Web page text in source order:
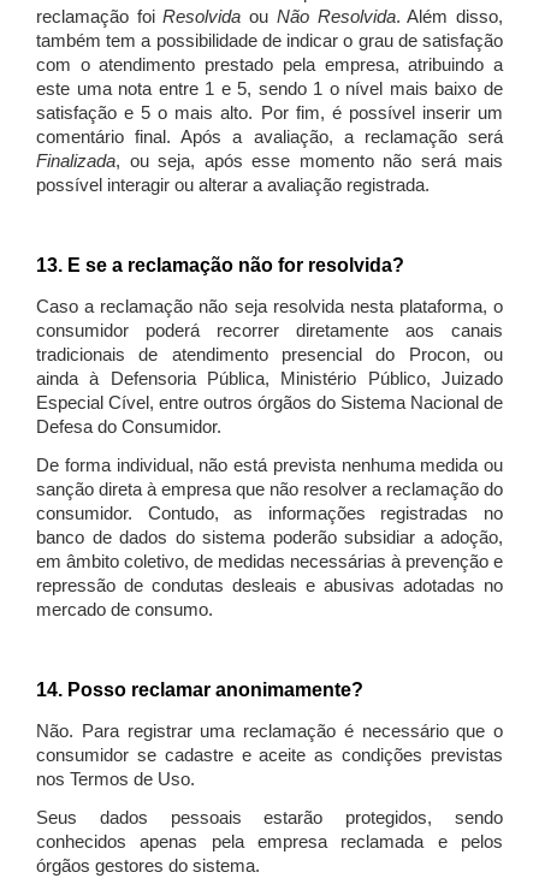
reclamação foiResolvida ou Não Resolvida. Além disso,
também tem a possibilidade de indicar o grau de satisfação
com o atendimento prestado pela empresa, atribuindo a
este uma nota entre 1 e 5, sendo 1 o nível mais baixo de
satisfação e 5 o mais alto. Por fim, é possível inserir um
comentário final. Após a avaliação, a reclamação será
Finalizada, ou seja, após esse momento não será mais
possível interagir ou alterar a avaliação registrada.
13. E se a reclamação não for resolvida?
Caso a reclamação não seja resolvida nesta plataforma, o
consumidor poderá recorrer diretamente aos canais
tradicionais de atendimento presencial do Procon, ou
ainda à Defensoria Pública, Ministério Público, Juizado
Especial Cível, entre outros órgãos do Sistema Nacional de
Defesa do Consumidor.
De forma individual, não está prevista nenhuma medida ou
sanção direta à empresa que não resolver a reclamação do
consumidor. Contudo, as informações registradas no
banco de dados do sistema poderão subsidiar a adoção,
em âmbito coletivo, de medidas necessárias à prevenção e
repressão de condutas desleais e abusivas adotadas no
mercado de consumo.
14. Posso reclamar anonimamente?
Não. Para registrar uma reclamação é necessário que o
consumidor se cadastre e aceite as condições previstas
nos Termos de Uso.
Seus dados pessoais estarão protegidos, sendo
conhecidos apenas pela empresa reclamada e pelos
órgãos gestores do sistema.